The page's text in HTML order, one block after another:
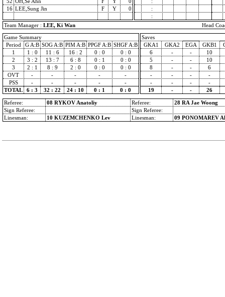
16 LEE,Sung Jin F Y 0
:
:
Team Manager : LEE, Ki Wan
Head
Game Summary
Period
G A:B SOG A:B PIM A:B PPGF A:B SHGF A:B
1
1 : 0 11 : 6 16 : 2 0 : 0
0 : 0
2
3 : 2 13 : 7 6 : 8 0 : 1
0 : 0
3
2 : 1 8 : 9 2 : 0 0 : 0
0 : 0
OVT
- - - -
-
PSS
- - - -
-
TOTAL
6 : 3 32 : 22 24 : 10 0 : 1 0 : 0
Saves
GKA1
GKA2 EGA GKB1
6
- -
10
5
- -
10
8
- -
6
-
- -
-
-
- -
-
19
- - 26
Referee: 08 RYKOV Anatoliy Referee:
28 RA Jae Woong
Sign Referee:
Sign Referee:
Linesman:
10 KUZEMCHENKO Lev Linesman: 09 PONOMAREV